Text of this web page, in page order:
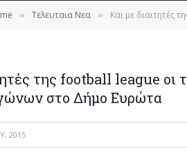
» Τελευταια Νεα » Και με διαιτητές
της football league οι
στο Δήμο Ευρώτα
2015